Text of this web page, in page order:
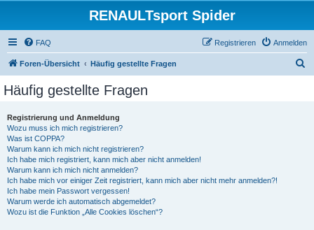
RENAULTsport Spider
FAQ Anmelden
Registrieren
Foren-Übersicht Häufig gestellte Fragen
Häufig gestellte Fragen
Registrierung und Anmeldung
Wozu muss ich mich registrieren?
Was ist COPPA?
Warum kann ich mich nicht registrieren?
Ich habe mich registriert, kann mich aber nicht anmelden!
Warum kann ich mich nicht anmelden?
Ich habe mich vor einiger Zeit registriert, kann mich aber nicht mehr anmelden?!
Ich habe mein Passwort vergessen!
Warum werde ich automatisch abgemeldet?
Wozu ist die Funktion „Alle Cookies löschen“?